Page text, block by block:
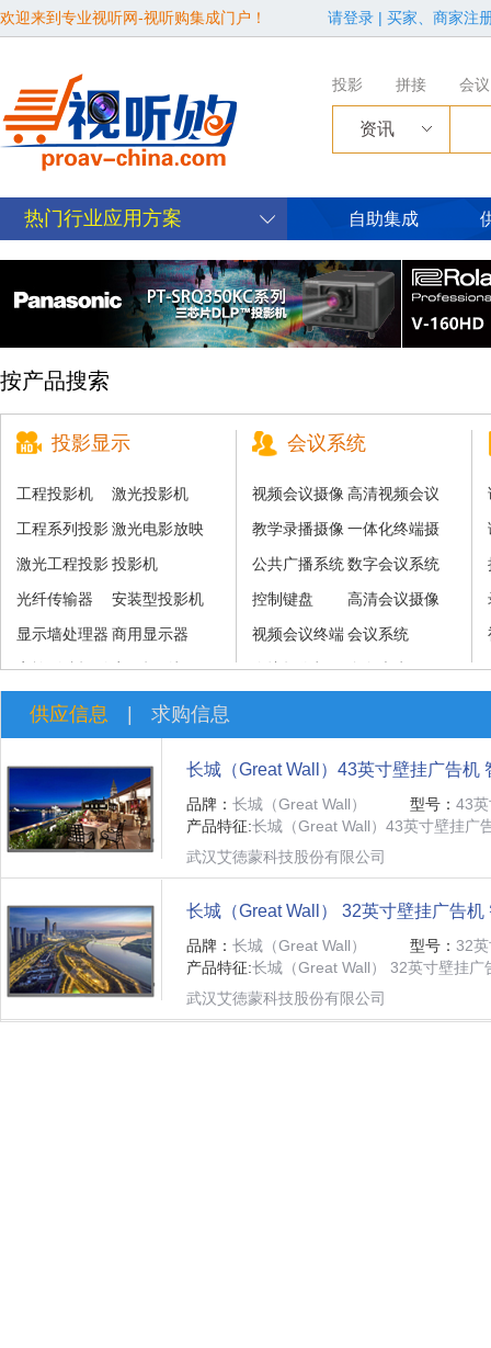
欢迎来到专业视听网-视听购集成门户！ 请登录 | 买家、商家注
投影 拼接 会议
资讯
热门行业应用方案 自助集成
按产品搜索
投影显示
工程投影机
激光投影机
工程系列投影
机
激光电影放映
机
激光工程投影
机
投影机
光纤传输器
安装型投影机
显示墙处理器 商用显示器
家族影院投影商用投影机
会议系统
视频会议摄像
机
高清视频会议
摄像机
教学录播摄像
机
一体化终端摄
像机
公共广播系统数字会议系统
控制键盘
高清会议摄像
机
视频会议终端
及系统
会议系统
会议摄像机
全向麦克风
供应信息 求购信息
长城（Great Wall）43英寸壁挂广告机
体显示器
品牌： 长城（Great Wall） 型号： 43
产品特征:长城（Great Wall）43英寸壁挂广
武汉艾徳蒙科技股份有限公司
长城（Great Wall） 32英寸壁挂广告机
器 多媒体显示屏
品牌： 长城（Great Wall） 型号： 32
产品特征:长城（Great Wall） 32英寸壁挂
武汉艾徳蒙科技股份有限公司